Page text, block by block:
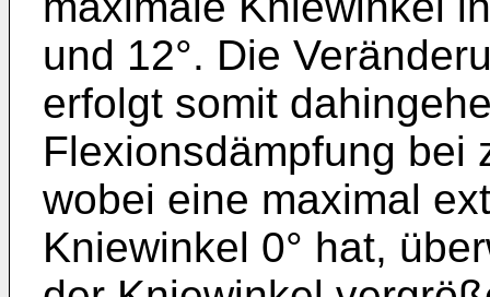
und 12°. Die
erfolgt somit
Flexionsdämpfung bei
wobei eine maximal
Kniewinkel 0° hat,